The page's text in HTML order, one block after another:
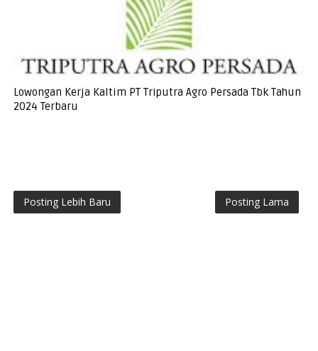
Lowongan Kerja Kaltim PT Triputra Agro Persada Tbk Tahun
2024 Terbaru
Posting Lebih Baru Posting Lama